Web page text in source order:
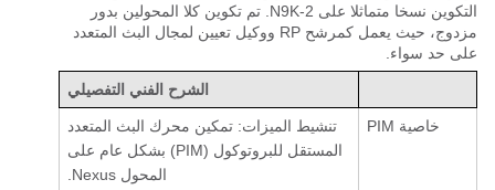
التكوين نسخا متماثلا على N9K-2. تم تكوين كلا المحولين بدور
مزدوج، حيث يعمل كمرشح RP ووكيل تعيين لمجال البث المتعدد
على حد سواء.
الشرح الفني التفصيلي
خاصية PIM
تنشيط الميزات: تمكين محرك البث المتعدد
المستقل للبروتوكول (PIM) بشكل عام على
المحول Nexus.